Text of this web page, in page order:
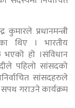
प्रधानमन्त्री
थिए । भारतीय
हो ।संविधान
पहिलो सांसदको
सांसदहरुले
गराउने कार्यक्रम